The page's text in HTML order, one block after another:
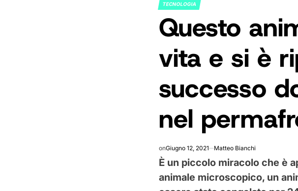
POSTED
TECNOLOGIA
Questo
vita e si è
successo
nel
onGiugno 12, 2021 Matteo Bianchi
È un piccolo miracolo che è
animale microscopico, un